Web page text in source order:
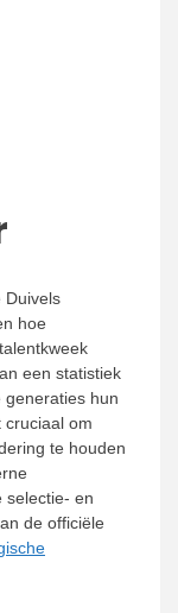
Duivels
hoe
een statistiek
hun
om
te houden
selectie- en
de officiële